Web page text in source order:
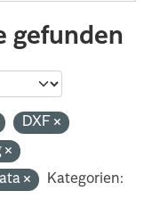
gefunden
DXF
Kategorien: